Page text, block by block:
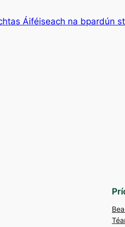
Áiféiseach na bpardún